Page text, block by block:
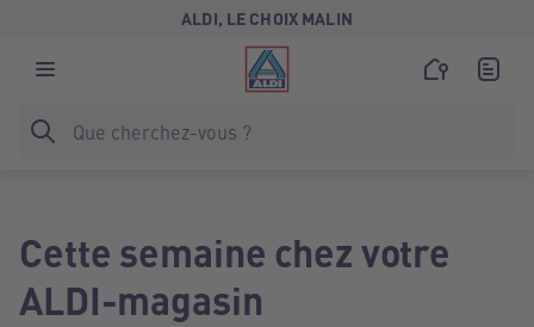
ALDI, LE CHOIX MALIN
Cette semaine chez votre
ALDI-magasin